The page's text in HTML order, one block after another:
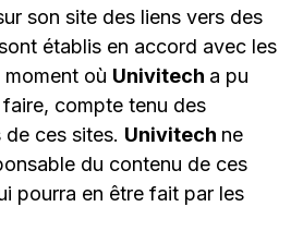
son site des liens vers des
établis en accord avec les
où Univitech a pu
compte tenu des
ces sites. Univitech ne
du contenu de ces
pourra en être fait par les